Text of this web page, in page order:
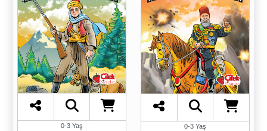
0-3 Yaş
0-3 Yaş